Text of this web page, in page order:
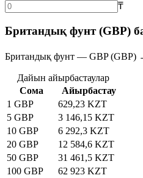
₸
Британдық фунт (GBP)
Британдық фунт — GBP (GBP)
Дайын айырбастаулар
Сома
Айырбастау
1 GBP
629,23 KZT
5 GBP
3 146,15 KZT
10 GBP
6 292,3 KZT
20 GBP
12 584,6 KZT
50 GBP
31 461,5 KZT
100 GBP
62 923 KZT